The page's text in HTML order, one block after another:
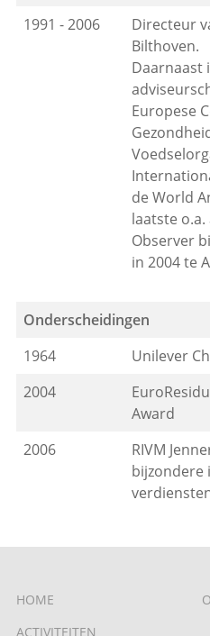
1991 - 2006
Directeur
Bilthoven.
Daarnaast
Europese
de World
laatste
Observer
in 2004 te
Onderscheidingen
1964
Unilever
2004
Award
2006
RIVM
bijzondere
HOME
ACTIVITEITEN